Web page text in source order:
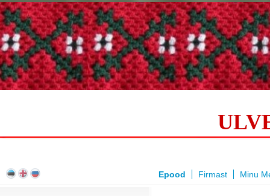
Epood Firmast Minu